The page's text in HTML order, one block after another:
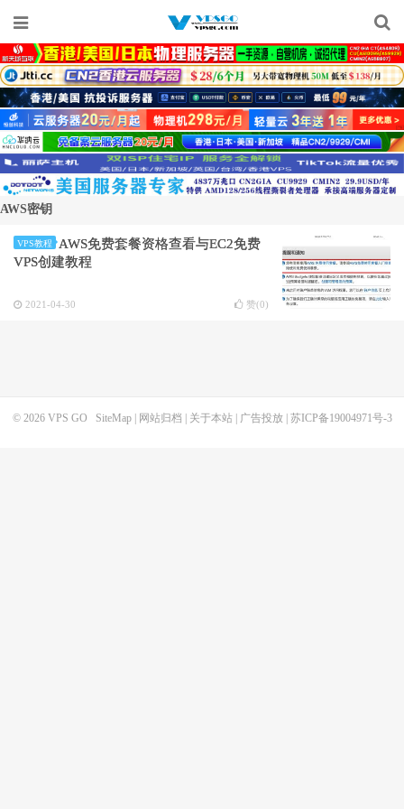
AWS密钥
VPS教程
AWS免费套餐资格查看与EC2免费
VPS创建教程
2021-04-30 赞(0)
© 2026 VPS GO SiteMap| 网站归档 | 关于本站| 广告投放| 苏ICP备19004971号-3